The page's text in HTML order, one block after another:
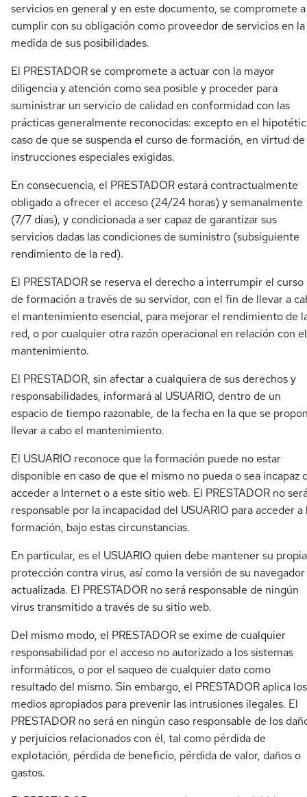
servicios en general y en este documento, se compromete a
cumplir con su obligación como proveedor de servicios en la
medida de sus posibilidades.
El PRESTADOR se compromete a actuar con la mayor
diligencia y atención como sea posible y proceder para
suministrar un servicio de calidad en conformidad con las
prácticas generalmente reconocidas: excepto en el
caso de que se suspenda el curso de formación, en virtud de
instrucciones especiales exigidas.
En consecuencia, el PRESTADOR estará contractualmente
obligado a ofrecer el acceso (24/24 horas) y semanalmente
(7/7 días), y condicionada a ser capaz de garantizar sus
servicios dadas las condiciones de suministro (subsiguiente
rendimiento de la red).
El PRESTADOR se reserva el derecho a interrumpir el curso
de formación a través de su servidor, con el fin de llevar a
el mantenimiento esencial, para mejorar el rendimiento de
red, o por cualquier otra razón operacional en relación con el
mantenimiento.
El PRESTADOR, sin afectar a cualquiera de sus derechos y
responsabilidades, informará al USUARIO, dentro de un
espacio de tiempo razonable, de la fecha en la que se
llevar a cabo el mantenimiento.
El USUARIO reconoce que la formación puede no estar
disponible en caso de que el mismo no pueda o sea incapaz
acceder a Internet o a este sitio web. El PRESTADOR no
responsable por la incapacidad del USUARIO para acceder a
formación, bajo estas circunstancias.
En particular, es el USUARIO quien debe mantener su propia
protección contra virus, así como la versión de su navegador
actualizada. El PRESTADOR no será responsable de ningún
virus transmitido a través de su sitio web.
Del mismo modo, el PRESTADOR se exime de cualquier
responsabilidad por el acceso no autorizado a los sistemas
informáticos, o por el saqueo de cualquier dato como
resultado del mismo. Sin embargo, el PRESTADOR aplica los
medios apropiados para prevenir las intrusiones ilegales. El
PRESTADOR no será en ningún caso responsable de los
y perjuicios relacionados con él, tal como pérdida de
explotación, pérdida de beneficio, pérdida de valor, daños o
gastos.